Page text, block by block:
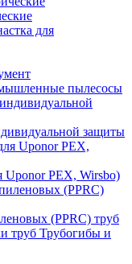
для
пылесосы
защиты
Uponor PEX, Wirsbo)
(PPRC) труб
Трубогибы и